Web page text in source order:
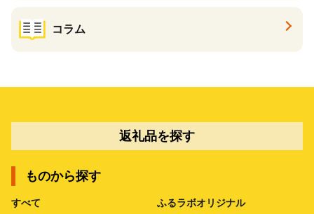
コラム
返礼品を探す
ものから探す
すべて ふるラボオリジナル